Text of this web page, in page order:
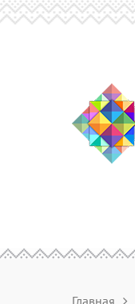
Главная